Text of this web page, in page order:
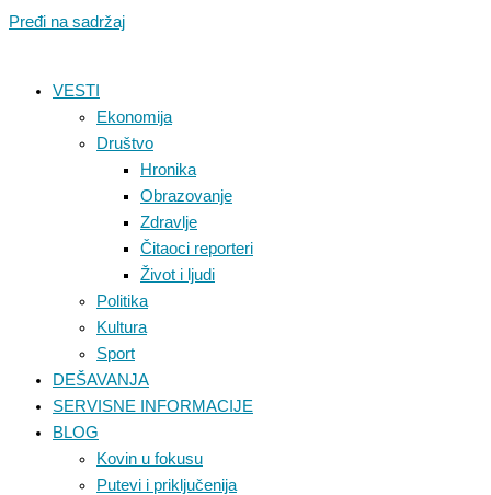
Pređi na sadržaj
VESTI
Ekonomija
Društvo
Hronika
Obrazovanje
Zdravlje
Čitaoci reporteri
Život i ljudi
Politika
Kultura
Sport
DEŠAVANJA
SERVISNE INFORMACIJE
BLOG
Kovin u fokusu
Putevi i priključenija